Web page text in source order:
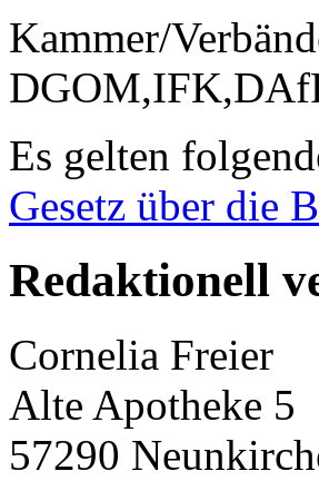
Kammer/
Es gelten
Gesetz über die
Redaktionell
Cornelia Freier
Alte Apotheke 5
57290